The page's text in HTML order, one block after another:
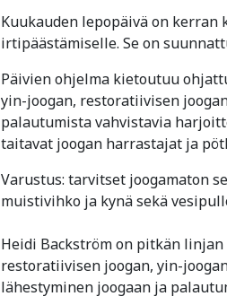
Kuukauden lepopäivä on
irtipäästämiselle. Se on
Päivien ohjelma kietoutuu
yin-joogan, restoratiivisen
palautumista vahvistavia
taitavat joogan harrastajat ja
Varustus: tarvitset joogamaton
muistivihko ja kynä sekä
Heidi Backström on pitkän
restoratiivisen joogan, yin-
lähestyminen joogaan ja